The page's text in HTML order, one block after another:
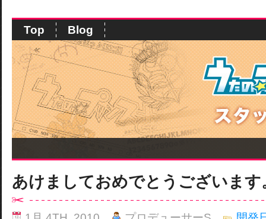
Top Blog
あけましておめでとうございます